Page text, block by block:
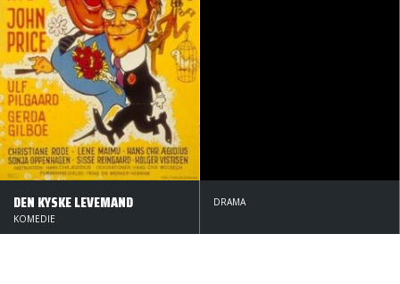
DEN KYSKE LEVEMAND
KOMEDIE
DRAMA